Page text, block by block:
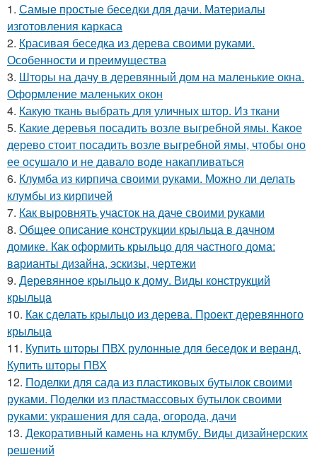
1. Самые простые беседки для дачи. Материалы
изготовления каркаса
2. Красивая беседка из дерева своими руками.
Особенности и преимущества
3. Шторы на дачу в деревянный дом на маленькие окна.
Оформление маленьких окон
4. Какую ткань выбрать для уличных штор. Из ткани
5. Какие деревья посадить возле выгребной ямы. Какое
дерево стоит посадить возле выгребной ямы, чтобы оно
ее осушало и не давало воде накапливаться
6. Клумба из кирпича своими руками. Можно ли делать
клумбы из кирпичей
7. Как выровнять участок на даче своими руками
8. Общее описание конструкции крыльца в дачном
домике. Как оформить крыльцо для частного дома:
варианты дизайна, эскизы, чертежи
9. Деревянное крыльцо к дому. Виды конструкций
крыльца
10. Как сделать крыльцо из дерева. Проект деревянного
крыльца
11. Купить шторы ПВХ рулонные для беседок и веранд.
Купить шторы ПВХ
12. Поделки для сада из пластиковых бутылок своими
руками. Поделки из пластмассовых бутылок своими
руками: украшения для сада, огорода, дачи
13. Декоративный камень на клумбу. Виды дизайнерских
решений